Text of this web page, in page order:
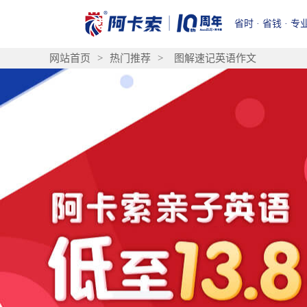
省时 · 省钱 · 专
网站首页 > 热门推荐 > 图解速记英语作文